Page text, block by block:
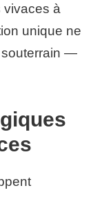
vivaces à
unique ne
souterrain —